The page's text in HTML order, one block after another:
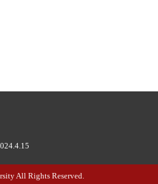
. 4. 15
All Rights Reserved.